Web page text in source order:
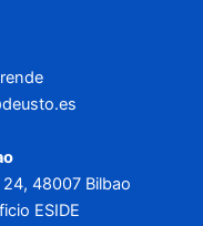
48007 Bilbao
ESIDE